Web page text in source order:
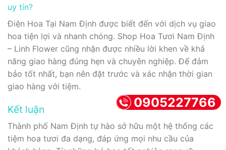
uy tín?
Điện Hoa Tại Nam Định được biết đến với dịch vụ giao
hoa tiện lợi và nhanh chóng. Shop Hoa Tươi Nam Định
– Linh Flower cũng nhận được nhiều lời khen về khả
năng giao hàng đúng hẹn và chuyên nghiệp. Để đảm
bảo tốt nhất, bạn nên đặt trước và xác nhận thời gian
giao hàng với tiệm.
Kết luận
Thành phố Nam Định tự hào sở hữu một hệ thống các
tiệm hoa tươi đa dạng, đáp ứng mọi nhu cầu của
0905227766